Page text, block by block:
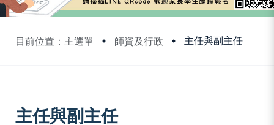
目前位置：主選單 師資及行政 主任與副主任
主任與副主任